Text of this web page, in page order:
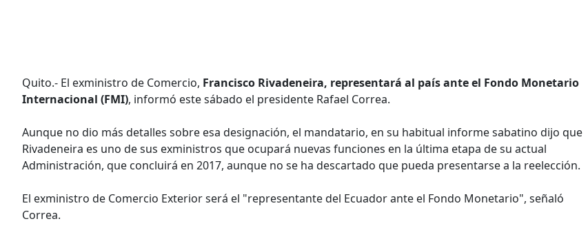
Quito.- El exministro de Comercio, Francisco Rivadeneira, representará al país ante el Fondo Monetario
Internacional (FMI), informó este sábado el presidente Rafael Correa.
Aunque no dio más detalles sobre esa designación, el mandatario, en su habitual informe sabatino dijo que
Rivadeneira es uno de sus exministros que ocupará nuevas funciones en la última etapa de su actual
Administración, que concluirá en 2017, aunque no se ha descartado que pueda presentarse a la reelección.
El exministro de Comercio Exterior será el "representante del Ecuador ante el Fondo Monetario", señaló
Correa.